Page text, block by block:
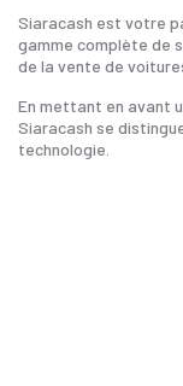
Siaracash est votre
gamme complète de
de la vente de
En mettant en avant
Siaracash se
technologie.